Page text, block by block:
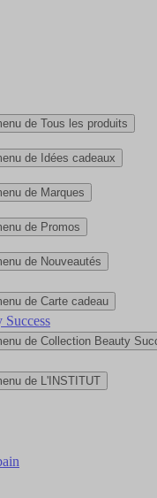
de Tous les produits
de Idées cadeaux
de Marques
de Promos
de Nouveautés
de Carte cadeau
de Collection Beauty
de L'INSTITUT